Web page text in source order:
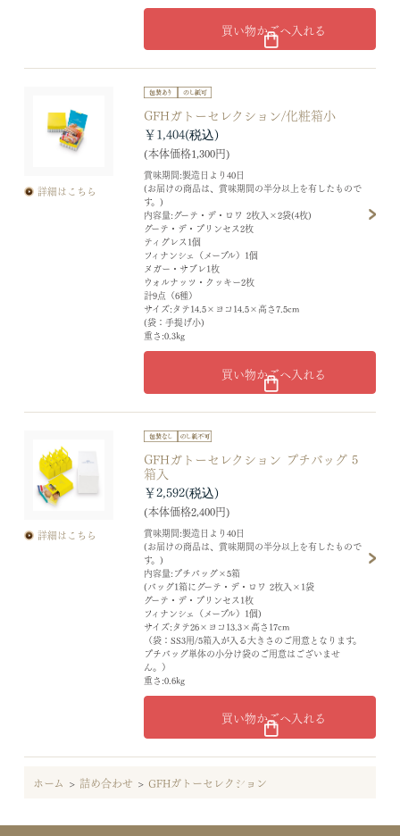
買い物かごへ入れる
詳細はこちら
GFHガトーセレクション/化粧箱小
賞味期間:製造日より40日
(お届けの商品は、賞味期間の半分以上を有したもので
す。)
内容量:グーテ・デ・ロワ 2枚入×2袋(4枚)
グーテ・デ・プリンセス2枚
ティグレス1個
フィナンシェ（メープル）1個
ヌガー・サブレ1枚
ウォルナッツ・クッキー2枚
計9点（6種）
サイズ:タテ14.5×ヨコ14.5×高さ7.5cm
(袋：手提げ小)
重さ:0.3kg
￥1,404
(本体価格1,300円)
買い物かごへ入れる
詳細はこちら
GFHガトーセレクション プチバッグ 5
箱入
賞味期間:製造日より40日
(お届けの商品は、賞味期間の半分以上を有したもので
す。)
内容量:プチバッグ×5箱
(バッグ1箱にグーテ・デ・ロワ 2枚入×1袋
グーテ・デ・プリンセス1枚
フィナンシェ（メープル）1個)
サイズ:タテ26×ヨコ13.3×高さ17cm
（袋：SS3用/5箱入が入る大きさのご用意となります。
プチバッグ単体の小分け袋のご用意はございませ
ん。）
重さ:0.6kg
￥2,592
(本体価格2,400円)
買い物かごへ入れる
ホーム > 詰め合わせ > GFHガトーセレクション